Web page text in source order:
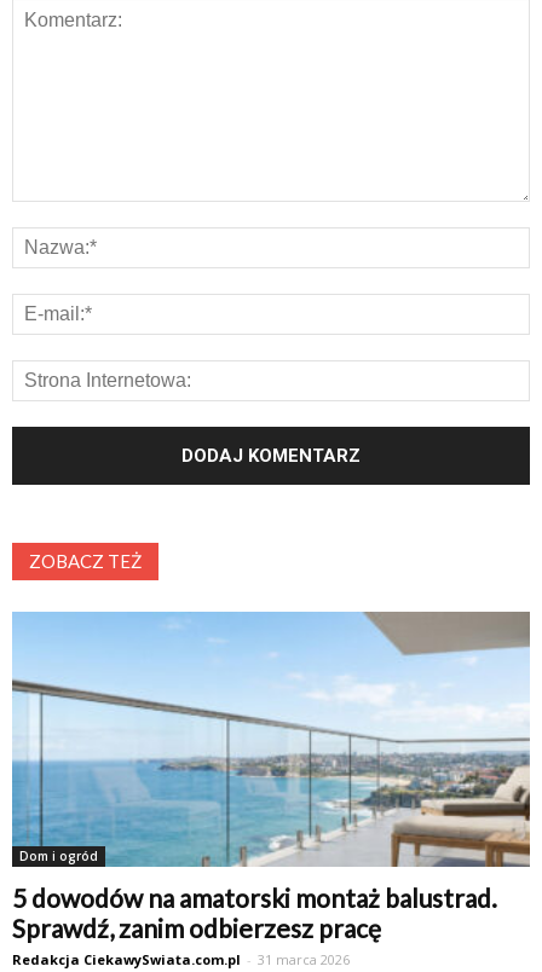
ZOBACZ TEŻ
Dom i ogród
5 dowodów na amatorski montaż balustrad.
Sprawdź, zanim odbierzesz pracę
Redakcja CiekawySwiata.com.pl - 31 marca 2026